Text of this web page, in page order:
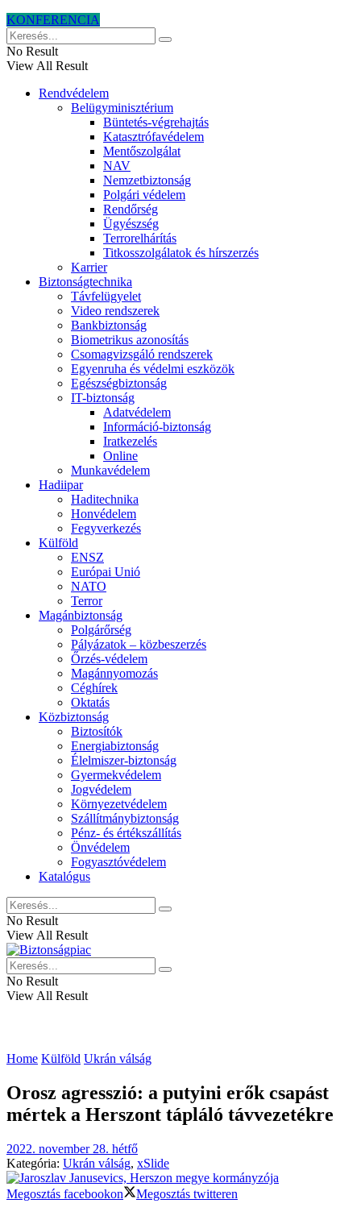
KONFERENCIA
No Result
View All Result
Rendvédelem
Belügyminisztérium
Büntetés-végrehajtás
Katasztrófavédelem
Mentőszolgálat
NAV
Nemzetbiztonság
Polgári védelem
Rendőrség
Ügyészség
Terrorelhárítás
Titkosszolgálatok és hírszerzés
Karrier
Biztonságtechnika
Távfelügyelet
Video rendszerek
Bankbiztonság
Biometrikus azonosítás
Csomagvizsgáló rendszerek
Egyenruha és védelmi eszközök
Egészségbiztonság
IT-biztonság
Adatvédelem
Információ-biztonság
Iratkezelés
Online
Munkavédelem
Hadiipar
Haditechnika
Honvédelem
Fegyverkezés
Külföld
ENSZ
Európai Unió
NATO
Terror
Magánbiztonság
Polgárőrség
Pályázatok – közbeszerzés
Őrzés-védelem
Magánnyomozás
Céghírek
Oktatás
Közbiztonság
Biztosítók
Energiabiztonság
Élelmiszer-biztonság
Gyermekvédelem
Jogvédelem
Környezetvédelem
Szállítmánybiztonság
Pénz- és értékszállítás
Önvédelem
Fogyasztóvédelem
Katalógus
No Result
View All Result
No Result
View All Result
Home Külföld Ukrán válság
Orosz agresszió: a putyini erők csapást
mértek a Herszont tápláló távvezetékre
2022. november 28. hétfő
Kategória: Ukrán válság, xSlide
Megosztás facebookon Megosztás twitteren